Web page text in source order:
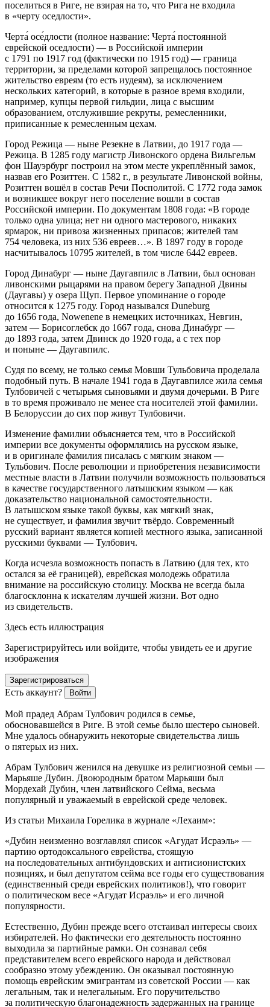
поселиться в Риге, не взирая на то, что Рига не входила
в «черту оседлости».
Черта́ осе́длости (полное название: Черта́ постоянной
еврейской оседлости) — в Российской империи
с 1791 по 1917 год (фактически по 1915 год) — граница
территории, за пределами которой запрещалось постоянное
жительство евреям (то есть иудеям), за исключением
нескольких категорий, в которые в разное время входили,
например, купцы первой гильдии, лица с высшим
образованием, отслужившие рекруты, ремесленники,
приписанные к ремесленным цехам.
Город Режица — ныне Резекне в Латвии, до 1917 года —
Режица. В 1285 году магистр Ливонского ордена Вильгельм
фон Шауэрбург построил на этом месте укреплённый замок,
назвав его Розиттен. С 1582 г., в результате Ливонской войны,
Розиттен вошёл в состав Речи Посполитой. С 1772 года замок
и возникшее вокруг него поселение вошли в состав
Российской империи. По документам 1808 года: «В городе
только одна улица; нет ни одного мастерового, никаких
ярмарок, ни привоза жизненных припасов; жителей там
754 человека, из них 536 евреев…». В 1897 году в городе
насчитывалось 10795 жителей, в том числе 6442 евреев.
Город Динабург — ныне Даугавпилс в Латвии, был основан
ливонскими рыцарями на правом берегу Западной Двины
(Даугавы) у озера Щуп. Первое упоминание о городе
относится к 1275 году. Город назывался Duneburg
до 1656 года, Nowenene в немецких источниках, Невгин,
затем — Борисоглебск до 1667 года, снова Динабург —
до 1893 года, затем Двинск до 1920 года, а с тех пор
и поныне — Даугавпилс.
Судя по всему, не только семья Мовши Тульбовича проделала
подобный путь. В начале 1941 года в Даугавпилсе жила семья
Тулбовичей с четырьмя сыновьями и двумя дочерьми. В Риге
в то время проживало не менее ста носителей этой фамилии.
В Белоруссии до сих пор живут Тулбовичи.
Изменение фамилии объясняется тем, что в Российской
империи все документы оформлялись на русском языке,
и в оригинале фамилия писалась с мягким знаком —
Тульбович. После революции и приобретения независимости
местные власти в Латвии получили возможность пользоваться
в качестве государственного латышским языком — как
доказательство национальной самостоятельности.
В латышском языке такой буквы, как мягкий знак,
не существует, и фамилия звучит твёрдо. Современный
русский вариант является копией местного языка, записанной
русскими буквами — Тулбович.
Когда исчезла возможность попасть в Латвию (для тех, кто
остался за её границей), еврейская молодежь обратила
внимание на российскую столицу. Москва не всегда была
благосклонна к искателям лучшей жизни. Вот одно
из свидетельств.
Здесь есть иллюстрация
Зарегистрируйтесь или войдите, чтобы увидеть ее и другие
изображения
Зарегистрироваться
Есть аккаунт? Войти
Мой прадед Абрам Тулбович родился в семье,
обосновавшейся в Риге. В этой семье было шестеро сыновей.
Мне удалось обнаружить некоторые свидетельства лишь
о пятерых из них.
Абрам Тулбович женился на девушке из религиозной семьи —
Марьяше Дубин. Двоюродным братом Марьяши был
Мордехай Дубин, член латвийского Сейма, весьма
популярный и уважаемый в еврейской среде человек.
Из статьи Михаила Горелика в журнале «Лехаим»:
«Дубин неизменно возглавлял список «Агудат Исраэль» —
партию ортодоксального еврейства, стоящую
на последовательных антибундовских и антисионистских
позициях, и был депутатом сейма все годы его существования
(единственный среди еврейских политиков!), что говорит
о политическом весе «Агудат Исраэль» и его личной
популярности.
Естественно, Дубин прежде всего отстаивал интересы своих
избирателей. Но фактически его деятельность постоянно
выходила за партийные рамки. Он сознавал себя
представителем всего еврейского народа и действовал
сообразно этому убеждению. Он оказывал постоянную
помощь еврейским эмигрантам из советской России — как
легальным, так и нелегальным. Его поручительство
за политическую благонадежность задержанных на границе